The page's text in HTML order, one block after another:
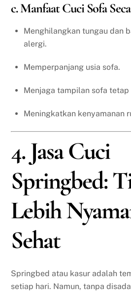
c. Manfaat Cuci Sofa
Menghilangkan tungau dan
alergi.
Memperpanjang usia sofa.
Menjaga tampilan sofa
Meningkatkan kenyamanan
4. Jasa Cuci
Springbed:
Lebih
Sehat
Springbed atau kasur adalah
setiap hari. Namun, tanpa